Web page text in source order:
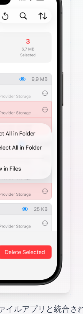
ルアプリと統合さ